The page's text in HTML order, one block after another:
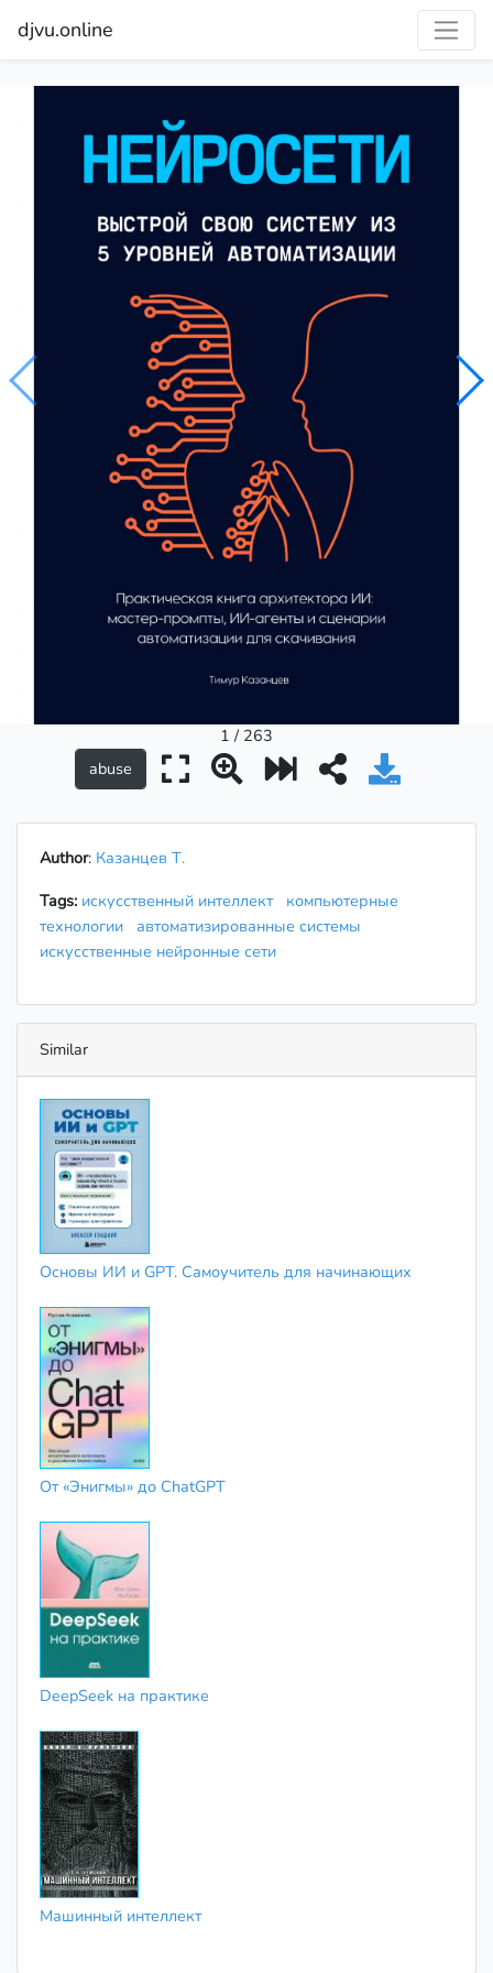
djvu.online
1 / 263
Author: Казанцев Т.
Tags: искусственный интеллект компьютерные
технологии
автоматизированные системы
искусственные нейронные сети
Similar
Основы ИИ и GPT. Самоучитель для начинающих
От «Энигмы» до ChatGPT
DeepSeek на практике
Машинный интеллект